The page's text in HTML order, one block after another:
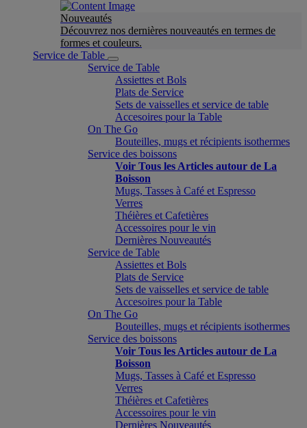
Nouveautés
Découvrez nos dernières nouveautés en termes de
formes et couleurs.
Service de Table
Service de Table
Assiettes et Bols
Plats de Service
Sets de vaisselles et service de table
Accesoires pour la Table
On The Go
Bouteilles, mugs et récipients isothermes
Service des boissons
Voir Tous les Articles autour de La
Boisson
Mugs, Tasses à Café et Espresso
Verres
Théières et Cafetières
Accessoires pour le vin
Dernières Nouveautés
Service de Table
Assiettes et Bols
Plats de Service
Sets de vaisselles et service de table
Accesoires pour la Table
On The Go
Bouteilles, mugs et récipients isothermes
Service des boissons
Voir Tous les Articles autour de La
Boisson
Mugs, Tasses à Café et Espresso
Verres
Théières et Cafetières
Accessoires pour le vin
Dernières Nouveautés